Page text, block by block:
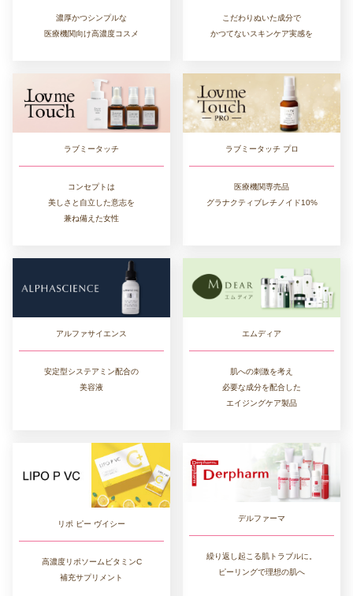
濃厚かつシンプルな
医療機関向け高濃度コスメ
こだわりぬいた成分で
かつてないスキンケア実感を
ラブミータッチ
コンセプトは
美しさと自立した意志を
兼ね備えた女性
ラブミータッチ プロ
医療機関専売品
グラナクティブレチノイド10%
アルファサイエンス
安定型システアミン配合の
美容液
エムディア
肌への刺激を考え
必要な成分を配合した
エイジングケア製品
リポ ピー ヴイシー
高濃度リポソームビタミンC
補充サプリメント
デルファーマ
繰り返し起こる肌トラブルに。
ピーリングで理想の肌へ